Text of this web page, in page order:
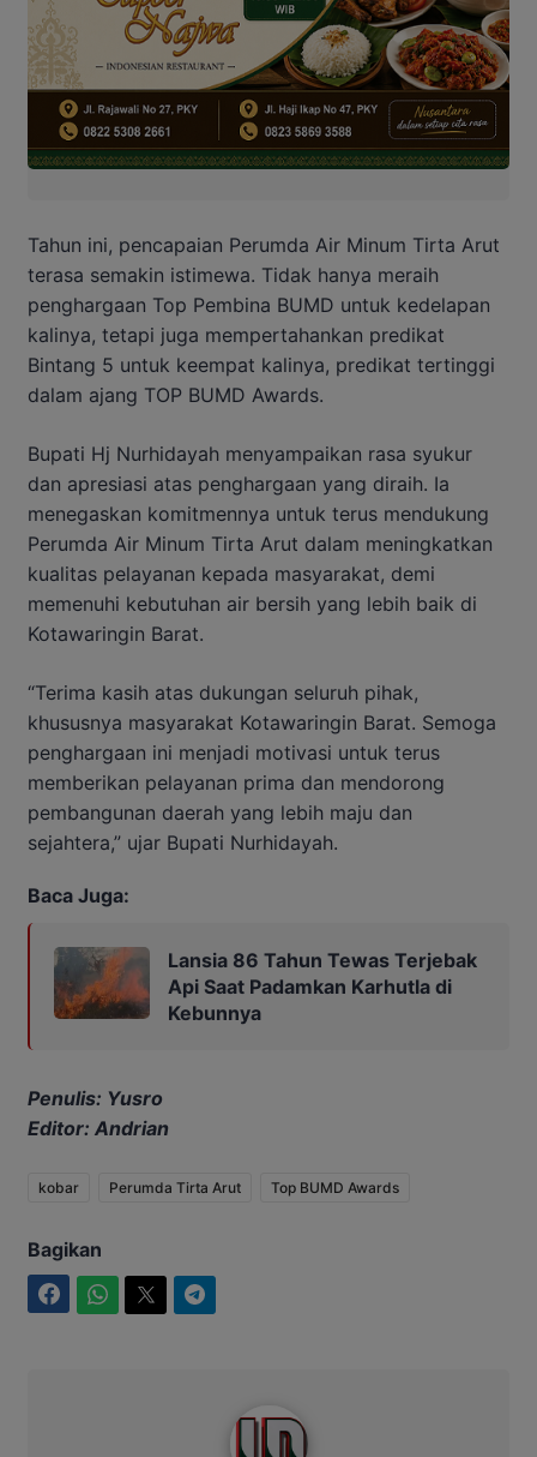
Tahun ini, pencapaian Perumda Air Minum Tirta Arut
terasa semakin istimewa. Tidak hanya meraih
penghargaan Top Pembina BUMD untuk kedelapan
kalinya, tetapi juga mempertahankan predikat
Bintang 5 untuk keempat kalinya, predikat tertinggi
dalam ajang TOP BUMD Awards.
Bupati Hj Nurhidayah menyampaikan rasa syukur
dan apresiasi atas penghargaan yang diraih. Ia
menegaskan komitmennya untuk terus mendukung
Perumda Air Minum Tirta Arut dalam meningkatkan
kualitas pelayanan kepada masyarakat, demi
memenuhi kebutuhan air bersih yang lebih baik di
Kotawaringin Barat.
“Terima kasih atas dukungan seluruh pihak,
khususnya masyarakat Kotawaringin Barat. Semoga
penghargaan ini menjadi motivasi untuk terus
memberikan pelayanan prima dan mendorong
pembangunan daerah yang lebih maju dan
sejahtera,” ujar Bupati Nurhidayah.
Baca Juga:
Lansia 86 Tahun Tewas Terjebak
Api Saat Padamkan Karhutla di
Kebunnya
Penulis: Yusro
Editor: Andrian
kobar Perumda Tirta Arut Top BUMD Awards
Bagikan